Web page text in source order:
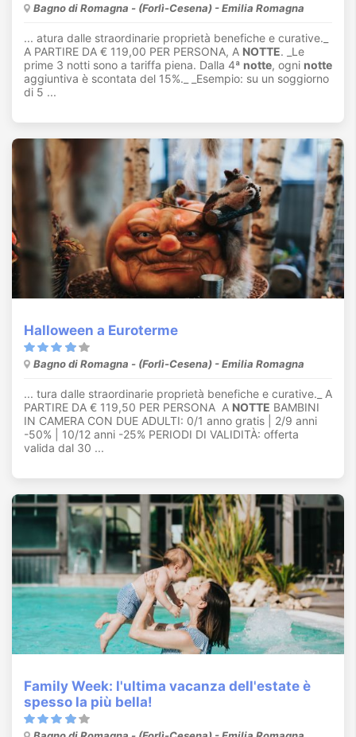
Bagno di Romagna - (Forlì-Cesena) - Emilia Romagna
... atura dalle straordinarie proprietà benefiche e curative._
A PARTIRE DA € 119,00 PER PERSONA, A NOTTE. _Le
prime 3 notti sono a tariffa piena. Dalla 4ª notte, ogni notte
aggiuntiva è scontata del 15%._ _Esempio: su un soggiorno
di 5 ...
Halloween a Euroterme
Bagno di Romagna - (Forlì-Cesena) - Emilia Romagna
... tura dalle straordinarie proprietà benefiche e curative._ A
PARTIRE DA € 119,50 PER PERSONA A NOTTE BAMBINI
IN CAMERA CON DUE ADULTI: 0/1 anno gratis | 2/9 anni
-50% | 10/12 anni -25% PERIODI DI VALIDITÀ: offerta
valida dal 30 ...
Family Week: l'ultima vacanza dell'estate è
spesso la più bella!